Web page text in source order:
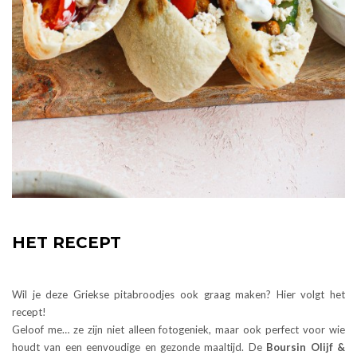
HET RECEPT
Wil je deze Griekse pitabroodjes ook graag maken? Hier volgt het
recept!
Geloof me… ze zijn niet alleen fotogeniek, maar ook perfect voor wie
houdt van een eenvoudige en gezonde maaltijd. De Boursin Olijf &